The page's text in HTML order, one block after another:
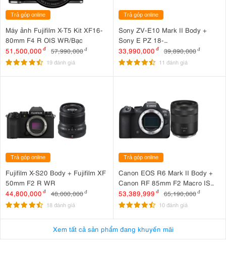
Trả góp online
Máy ảnh Fujifilm X-T5 Kit XF16-
80mm F4 R OIS WR/Bạc
51,500,000 đ 57,990,000đ
19 đánh giá
Trả góp online
Sony ZV-E10 Mark II Body +
Sony E PZ 18-
105mm F4 G OSS
33,990,000 đ 39,890,000 đ
11 đánh giá
Trả góp online
Fujifilm X-S20 Body + Fujifilm XF
50mm F2 R WR
44,800,000 đ 48,000,000đ
18 đánh giá
Trả góp online
Canon EOS R6 Mark II Body +
Canon RF 85mm F2 Macro IS
STM
53,389,999 đ 65,190,000 đ
10 đánh giá
Xem tất cả sản phẩm đang khuyến mãi